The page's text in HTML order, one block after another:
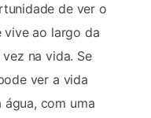
de ver o
vive ao largo da
na vida. Se
ver a vida
com uma